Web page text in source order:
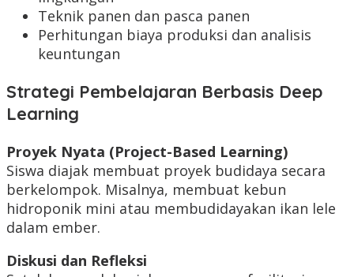
Teknik panen dan pasca panen
Perhitungan biaya produksi dan analisis
keuntungan
Strategi Pembelajaran Berbasis Deep
Learning
Proyek Nyata (Project-Based Learning)
Siswa diajak membuat proyek budidaya secara
berkelompok. Misalnya, membuat kebun
hidroponik mini atau membudidayakan ikan lele
dalam ember.
Diskusi dan Refleksi